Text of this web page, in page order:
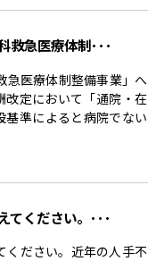
救急医療体制･･･
急医療体制整備事業」へ
改定において「通院・在
基準によると病院でない
てください。･･･
ください。近年の人手不